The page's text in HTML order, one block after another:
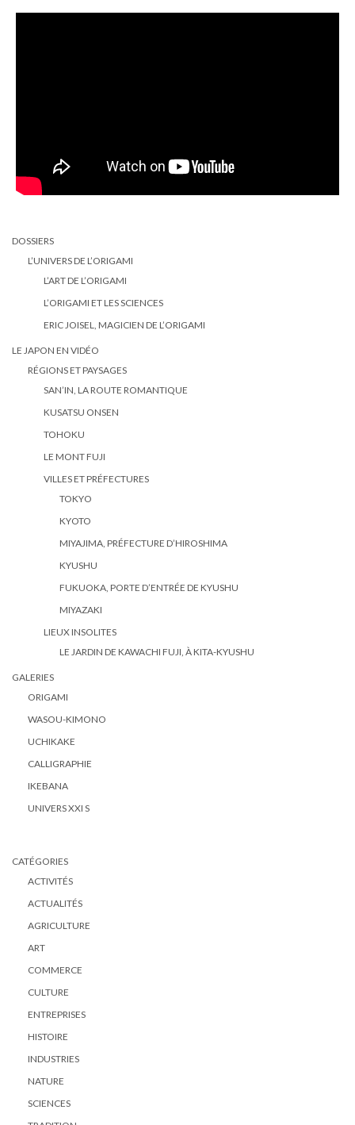
DOSSIERS
L’UNIVERS DE L’ORIGAMI
L’ART DE L’ORIGAMI
L’ORIGAMI ET LES SCIENCES
ERIC JOISEL, MAGICIEN DE L’ORIGAMI
LE JAPON EN VIDÉO
RÉGIONS ET PAYSAGES
SAN’IN, LA ROUTE ROMANTIQUE
KUSATSU ONSEN
TOHOKU
LE MONT FUJI
VILLES ET PRÉFECTURES
TOKYO
KYOTO
MIYAJIMA, PRÉFECTURE D’HIROSHIMA
KYUSHU
FUKUOKA, PORTE D’ENTRÉE DE KYUSHU
MIYAZAKI
LIEUX INSOLITES
LE JARDIN DE KAWACHI FUJI, À KITA-KYUSHU
GALERIES
ORIGAMI
WASOU-KIMONO
UCHIKAKE
CALLIGRAPHIE
IKEBANA
UNIVERS XXI S
CATÉGORIES
ACTIVITÉS
ACTUALITÉS
AGRICULTURE
ART
COMMERCE
CULTURE
ENTREPRISES
HISTOIRE
INDUSTRIES
NATURE
SCIENCES